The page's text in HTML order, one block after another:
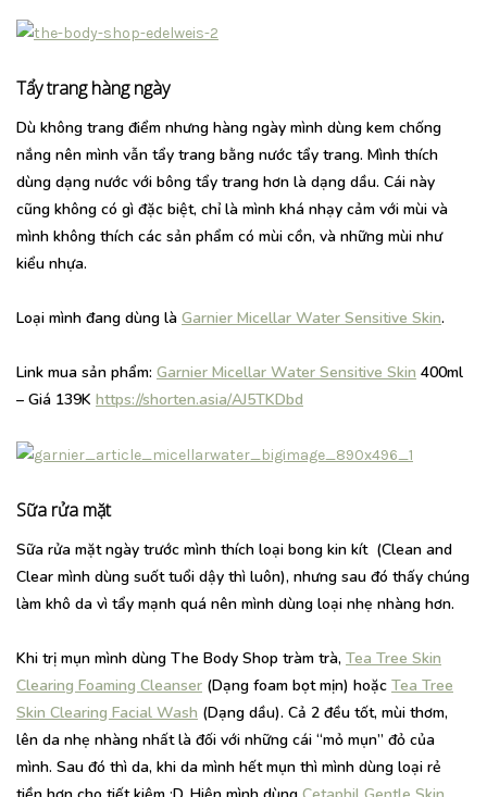
Tẩy trang hàng ngày
Dù không trang điểm nhưng hàng ngày mình dùng kem chống
nắng nên mình vẫn tẩy trang bằng nước tẩy trang. Mình thích
dùng dạng nước với bông tẩy trang hơn là dạng dầu. Cái này
cũng không có gì đặc biệt, chỉ là mình khá nhạy cảm với mùi và
mình không thích các sản phẩm có mùi cồn, và những mùi như
kiểu nhựa.
Loại mình đang dùng là Garnier Micellar Water Sensitive Skin.
Link mua sản phẩm: Garnier Micellar Water Sensitive Skin 400ml
– Giá 139K https://shorten.asia/AJ5TKDbd
Sữa rửa mặt
Sữa rửa mặt ngày trước mình thích loại bong kin kít (Clean and
Clear mình dùng suốt tuổi dậy thì luôn), nhưng sau đó thấy chúng
làm khô da vì tẩy mạnh quá nên mình dùng loại nhẹ nhàng hơn.
Khi trị mụn mình dùng The Body Shop tràm trà, Tea Tree Skin
Clearing Foaming Cleanser (Dạng foam bọt mịn) hoặc Tea Tree
Skin Clearing Facial Wash (Dạng dầu). Cả 2 đều tốt, mùi thơm,
lên da nhẹ nhàng nhất là đối với những cái “mỏ mụn” đỏ của
mình. Sau đó thì da, khi da mình hết mụn thì mình dùng loại rẻ